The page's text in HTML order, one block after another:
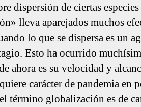
dispersión de ciertas
lleva aparejados muchos
lo que se dispersa es un
Esto ha ocurrido
ahora es su velocidad y
carácter de pandemia en
término globalización es de